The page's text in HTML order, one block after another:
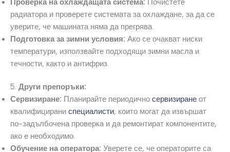
радиатора и проверете системата за охлаждане, за да се
уверите, че машината няма да прегрява.
Подготовка за зимни условия: Ако се очакват ниски
температури, използвайте подходящи зимни масла и
течности, както и антифриз.
5. Други препоръки:
Сервизиране: Планирайте периодично сервизиране от
квалифицирани специалисти, които могат да извършат
по-задълбочена проверка и да ремонтират компонентите,
ако е необходимо.
Обучение на оператора: Уверете се, че операторите са